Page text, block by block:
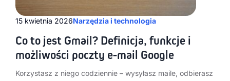
15 kwietnia 2026Narzędzia i technologia
Co to jest Gmail? Definicja, funkcje i
możliwości poczty e-mail Google
Korzystasz z niego codziennie – wysyłasz maile, odbierasz